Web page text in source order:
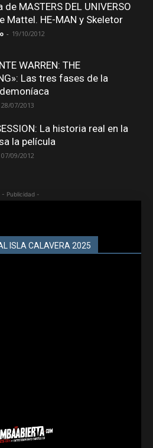
MASTERS DEL UNIVERSO
Mattel. HE-MAN y Skeletor
- 19/10/2012
WARREN: THE
Las tres fases de la
28/07/2013
La historia real en la
la película
07/09/2012
- Publicidad -
ISLA CALAVERA 2025